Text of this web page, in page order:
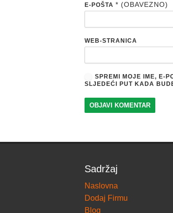
E-POŠTA * (OBAVEZNO)
WEB-STRANICA
SPREMI MOJE IME, E-
SLJEDEĆI PUT KADA
Sadržaj
Naslovna
Dodaj Firmu
Blog